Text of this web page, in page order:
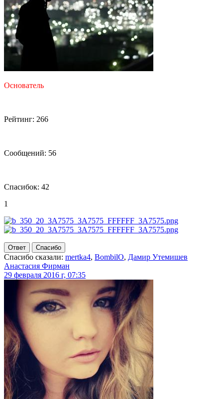
Основатель
Рейтинг: 266
Сообщений: 56
Спасибок: 42
1
Ответ Спасибо
Спасибо сказали: mertka4, BombilO, Дамир Утемишев
Анастасия Фирман
29 февраля 2016 г, 07:35